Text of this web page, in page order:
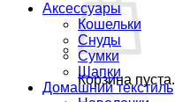
Корзина пуста.
Аксессуары
Кошельки
Снуды
Сумки
Шапки
Домашний текстиль